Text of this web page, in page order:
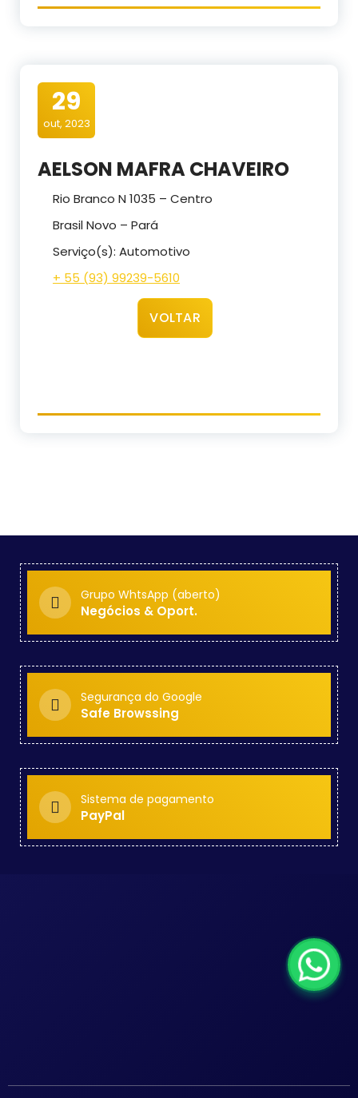
29
out, 2023
AELSON MAFRA CHAVEIRO
Rio Branco N 1035 – Centro
Brasil Novo – Pará
Serviço(s): Automotivo
+ 55 (93) 99239-5610
VOLTAR
Grupo WhtsApp (aberto)
Negócios & Oport.
Segurança do Google
Safe Browssing
Sistema de pagamento
PayPal